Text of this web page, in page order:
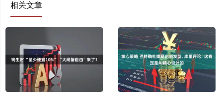
相关文章